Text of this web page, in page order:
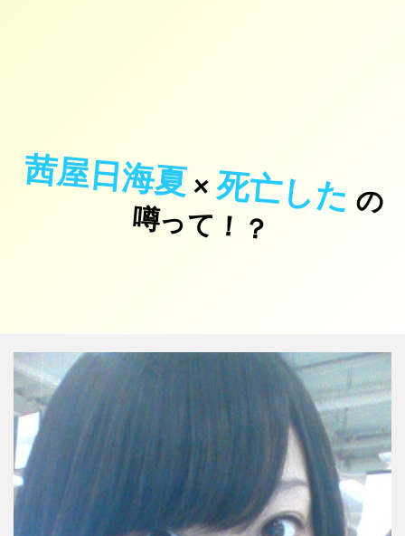
茜屋日海夏×死亡した の
噂
っ
て
！
？